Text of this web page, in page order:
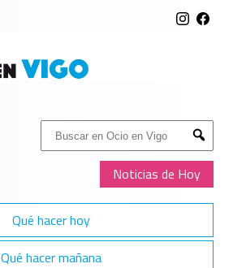
Buscar:
Submit
Noticias de Hoy
Qué hacer hoy
Qué hacer mañana